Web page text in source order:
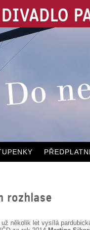
rozhlase
několik let vysílá